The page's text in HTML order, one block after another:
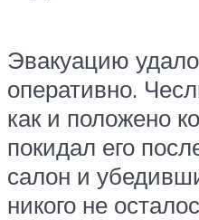
Эвакуацию
оперативно.
как и положено
покидал его
салон и
никого не